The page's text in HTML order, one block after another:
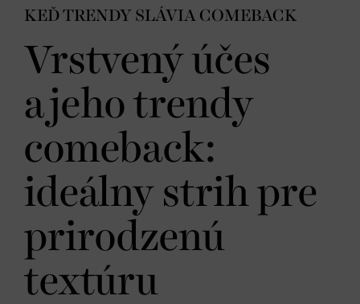
KEĎ TRENDY SLÁVIA COMEBACK
Vrstvený účes
a jeho trendy
comeback:
ideálny strih pre
prirodzenú
textúru